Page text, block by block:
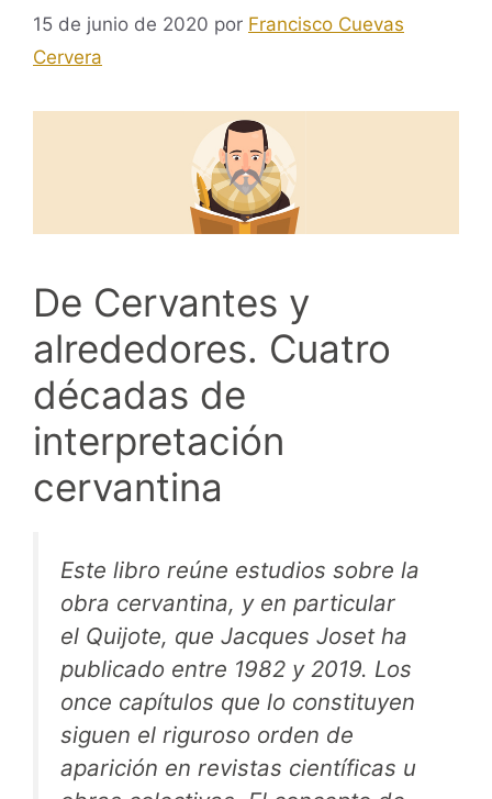
15 de junio de 2020 por Francisco Cuevas
Cervera
De Cervantes y
alrededores. Cuatro
décadas de
interpretación
cervantina
Este libro reúne estudios sobre la
obra cervantina, y en particular
el Quijote, que Jacques Joset ha
publicado entre 1982 y 2019. Los
once capítulos que lo constituyen
siguen el riguroso orden de
aparición en revistas científicas u